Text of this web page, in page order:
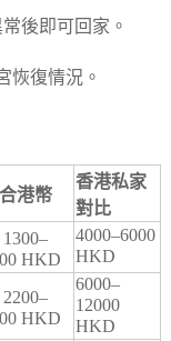
後即可回家。
恢復情況。
港幣
香港私家
對比
HKD
4000–6000
HKD
HKD
6000–
12000
HKD